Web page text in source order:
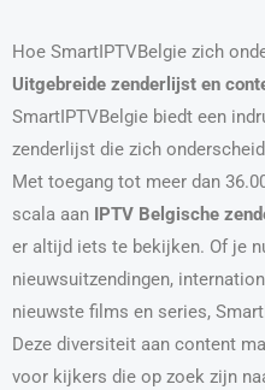
Hoe SmartIPTVBelgie zich
Uitgebreide zenderlijst en
SmartIPTVBelgie biedt een
zenderlijst die zich
Met toegang tot meer dan
scala aan IPTV Belgische
er altijd iets te bekijken. Of je
nieuwsuitzendingen,
nieuwste films en series,
Deze diversiteit aan content
voor kijkers die op zoek zijn